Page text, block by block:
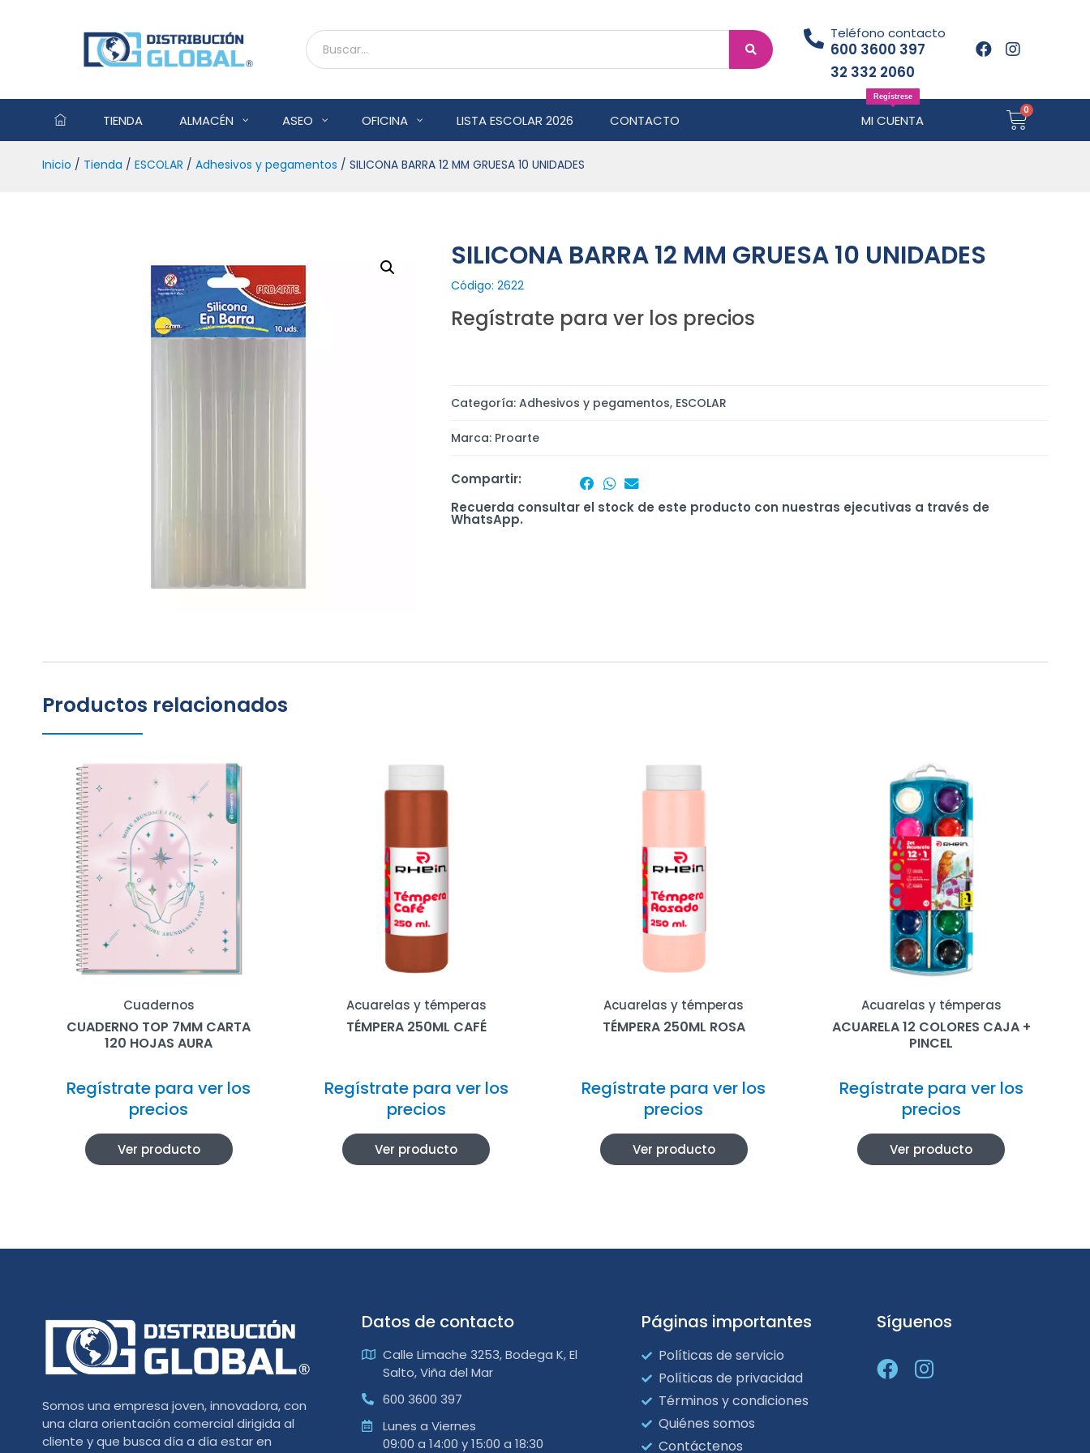
Teléfono contacto
600 3600 397
32 332 2060
MI CUENTA
Regístrese
TIENDA ALMACÉN ASEO OFICINA LISTA ESCOLAR 2026 CONTACTO
Inicio / Tienda / ESCOLAR / Adhesivos y pegamentos / SILICONA BARRA 12 MM GRUESA 10 UNIDADES
SILICONA BARRA 12 MM GRUESA 10 UNIDADES
Código: 2622
Regístrate para ver los precios
Categoría: Adhesivos y pegamentos, ESCOLAR
Marca: Proarte
Compartir:
Recuerda consultar el stock de este producto con nuestras ejecutivas a través de
WhatsApp.
Productos relacionados
Cuadernos
CUADERNO TOP 7MM CARTA
120 HOJAS AURA
Regístrate para ver los
precios
Ver producto
Acuarelas y témperas
TÉMPERA 250ML CAFÉ
Regístrate para ver los
precios
Ver producto
Acuarelas y témperas
TÉMPERA 250ML ROSA
Regístrate para ver los
precios
Ver producto
Acuarelas y témperas
ACUARELA 12 COLORES CAJA +
PINCEL
Regístrate para ver los
precios
Ver producto
Somos una empresa joven, innovadora, con
una clara orientación comercial dirigida al
cliente y que busca día a día estar en
Datos de contacto
Calle Limache 3253, Bodega K, El
Salto, Viña del Mar
600 3600 397
Lunes a Viernes
09:00 a 14:00 y 15:00 a 18:30
Páginas importantes
Políticas de servicio
Políticas de privacidad
Términos y condiciones
Quiénes somos
Contáctenos
Síguenos